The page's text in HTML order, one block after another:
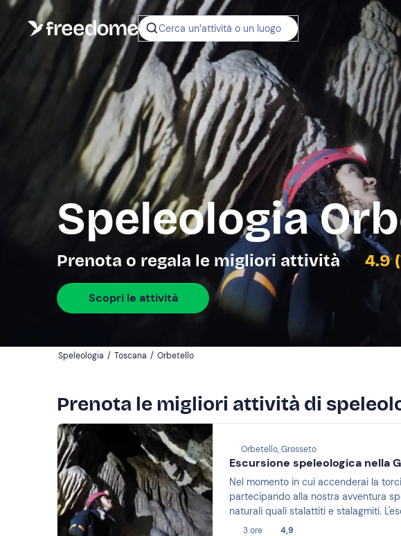
Cerca un’attività o un luogo
Non
Gift
Un
lascia la
outdoor
Speleologia
Prenota o regala le migliori attività 4.9
Scopri le attività
Speleologia / Toscana / Orbetello
Prenota le migliori attività di
Orbetello, Grosseto
Escursione speleologica nella
Nel momento in cui accenderai la
partecipando alla nostra avventura
naturali quali stalattiti e stalagmiti.
3 ore
4,9